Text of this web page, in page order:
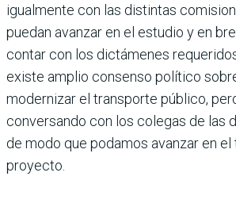
igualmente con las dis­tintas
puedan avanzar en el estudio y en
contar con los dictámenes
existe amplio consenso político
modernizar el transporte público,
conversando con los colegas de las
de modo que podamos avanzar en
proyecto.